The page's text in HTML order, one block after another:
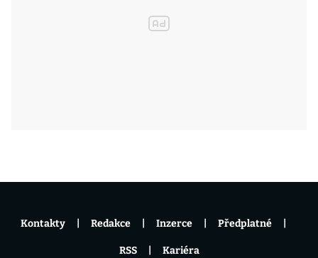
Kontakty Redakce Inzerce Předplatné
RSS Kariéra